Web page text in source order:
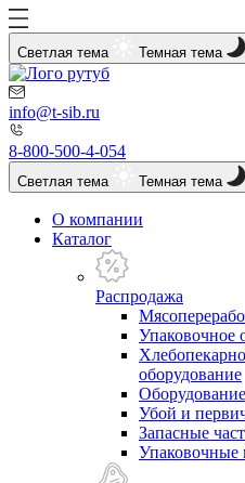
Светлая тема Темная тема
info@t-sib.ru
8-800-500-4-054
Светлая тема Темная тема
О компании
Каталог
Распродажа
Упаковочное
оборудование
Убой и
Запасные
Упаковочные